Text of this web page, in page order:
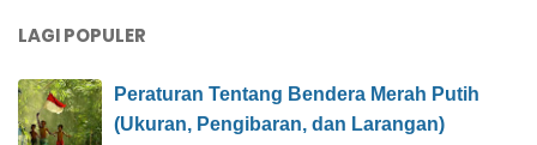
LAGI POPULER
Peraturan Tentang Bendera Merah Putih
(Ukuran, Pengibaran, dan Larangan)